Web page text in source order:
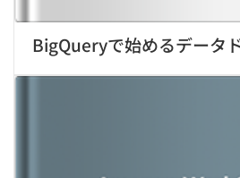
BigQueryで始めるデータ